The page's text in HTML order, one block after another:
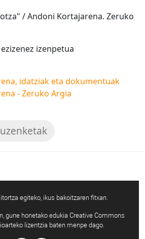
/ Andoni Kortajarena. Zeruko
izenpetua
idatziak eta dokumentuak
- Zeruko Argia
egiteko, ikus bakoitzaren fitxan.
gune honetako edukia Creative Commons
lizentzia baten menpe dago.